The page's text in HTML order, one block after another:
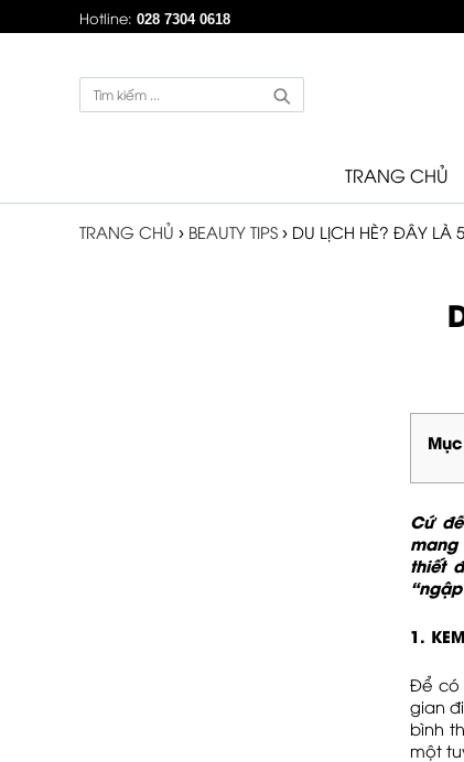
Hotline: 028 7304 0618
TRANG CHỦ
TRANG CHỦ › BEAUTY TIPS › DU LỊCH HÈ? ĐÂY LÀ
Cứ
thiết
1.
Để có
gian
bình
một